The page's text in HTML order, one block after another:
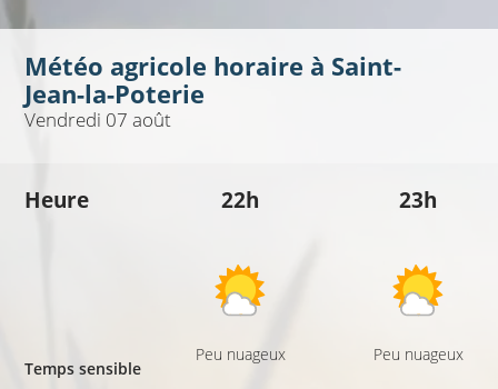
Météo agricole horaire à Saint-
Jean-la-Poterie
Vendredi 07 août
Heure
Temps sensible
22h
Peu nuageux
23h
Peu nuageux